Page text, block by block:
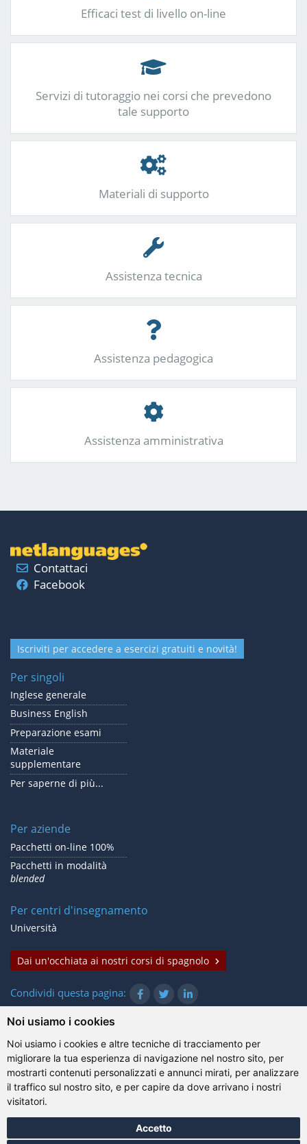
Noi usiamo i cookies
Noi usiamo i cookies e altre tecniche di tracciamento per
migliorare la tua esperienza di navigazione nel nostro sito, per
mostrarti contenuti personalizzati e annunci mirati, per analizzare
il traffico sul nostro sito, e per capire da dove arrivano i nostri
visitatori.
Accetto
Efficaci test di livello on-line
Servizi di tutoraggio nei corsi che prevedono
tale supporto
Materiali di supporto
Assistenza tecnica
Assistenza pedagogica
Assistenza amministrativa
Contattaci
Facebook
Iscriviti per accedere a esercizi gratuiti e novità!
Per singoli
Inglese generale
Business English
Preparazione esami
Materiale
supplementare
Per saperne di più...
Per aziende
Pacchetti on-line 100%
Pacchetti in modalità
blended
Per centri d'insegnamento
Università
Dai un'occhiata ai nostri corsi di spagnolo
Condividi questa pagina:
© Gazanta Project 2026
Condizioni d'uso| Trattamento dei dati personali | Cookie
Informazioni tecniche